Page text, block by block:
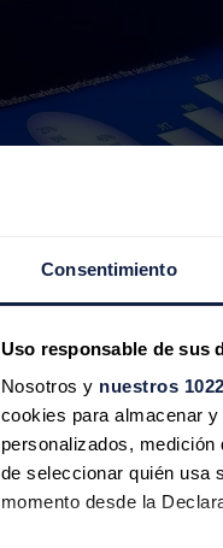
Consentimiento
Uso responsable de sus
Nosotros y nuestros
cookies para almacenar
personalizados,
de seleccionar quién usa
momento desde la